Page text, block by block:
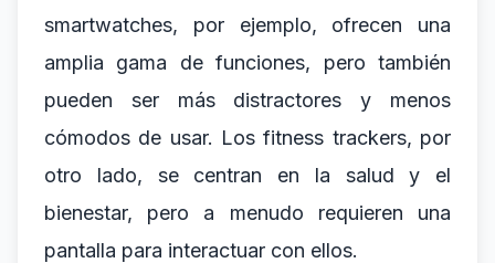
smartwatches, por ejemplo, ofrecen una
amplia gama de funciones, pero también
pueden ser más distractores y menos
cómodos de usar. Los fitness trackers, por
otro lado, se centran en la salud y el
bienestar, pero a menudo requieren una
pantalla para interactuar con ellos.